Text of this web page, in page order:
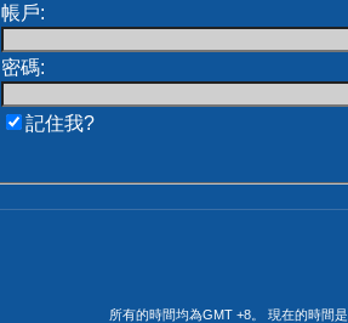
帳戶:
密碼:
記住我?
所有的時間均為GMT +8。 現在的時間是